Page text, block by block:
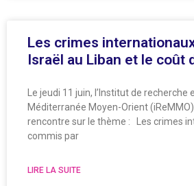
Les crimes
Israël au Liban et le coût
Le jeudi 11 juin, l’Institut de recherche
Méditerranée Moyen-Orient
rencontre sur le thème : Les crimes
commis par
LIRE LA SUITE